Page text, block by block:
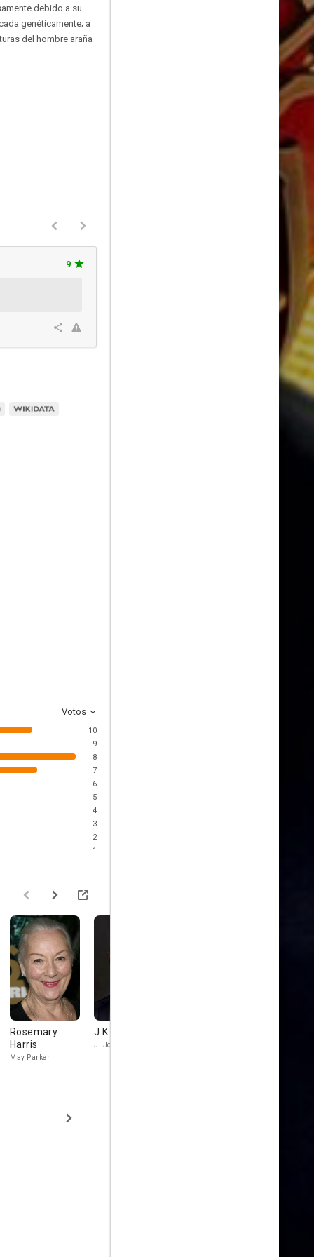
debido a su
genéticamente; a
del hombre araña
9
Votos
10
9
8
7
6
5
4
3
2
1
Rosemary
Harris
May Parker
J.K. Simmons
J. Jonah Jameson